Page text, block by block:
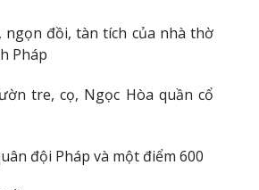
đồi, tàn tích của nhà thờ
Pháp
tre, cọ, Ngọc Hòa quần cổ
đội Pháp và một điểm 600